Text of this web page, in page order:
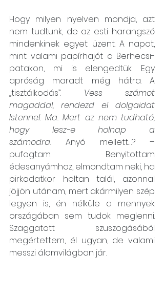
Hogy milyen nyelven mondja, azt
nem tudtunk, de az esti harangszó
mindenkinek egyet üzent. A napot,
mint valami papírhajót a Berhecsi-
patakon, mi is elengedtük. Egy
apróság maradt még hátra. A
„tisztálkodás”. Vess számot
magaddal, rendezd el dolgaidat
Istennel. Ma. Mert az nem tudható,
hogy lesz-e holnap a
számodra. Anyó mellett…? –
pufogtam. Benyitottam
édesanyámhoz, elmondtam neki, ha
pirkadatkor holtan talál, azonnal
jöjjön utánam, mert akármilyen szép
legyen is, én nélküle a mennyek
országában sem tudok meglenni.
Szaggatott szuszogásából
megértettem, él ugyan, de valami
messzi álomvilágban jár.